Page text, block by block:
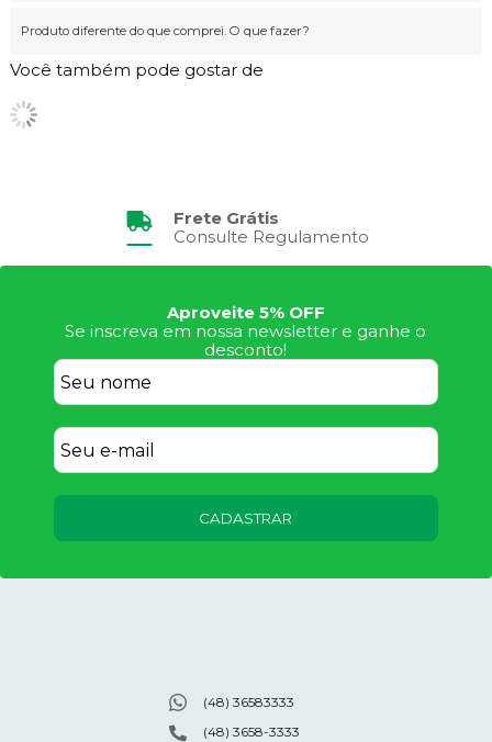
Produto diferente do que comprei. O que fazer?
Você também pode gostar de
Frete Grátis
Consulte Regulamento
Aproveite 5% OFF
Se inscreva em nossa newsletter e ganhe o
desconto!
CADASTRAR
(48) 36583333
(48) 3658-3333